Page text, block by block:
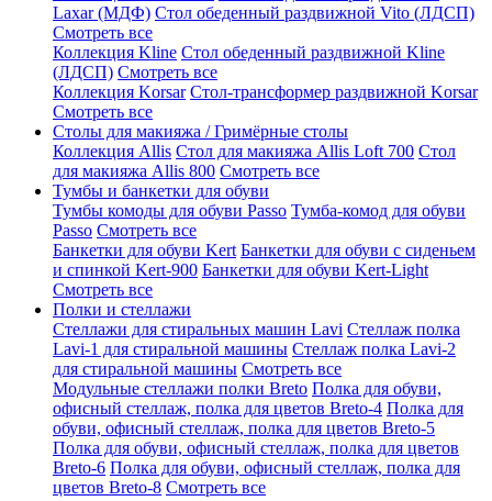
Laxar (МДФ) Стол обеденный раздвижной Vito (ЛДСП)
Смотреть все
Коллекция Kline Стол обеденный раздвижной Kline
(ЛДСП) Смотреть все
Коллекция Korsar Стол-трансформер раздвижной Korsar
Смотреть все
Столы для макияжа / Гримёрные столы
Коллекция Allis Стол для макияжа Allis Loft 700 Стол
для макияжа Allis 800 Смотреть все
Тумбы и банкетки для обуви
Тумбы комоды для обуви Passo Тумба-комод для обуви
Passo Смотреть все
Банкетки для обуви Kert Банкетки для обуви с сиденьем
и спинкой Kert-900 Банкетки для обуви Kert-Light
Смотреть все
Полки и стеллажи
Стеллажи для стиральных машин Lavi Стеллаж полка
Lavi-1 для стиральной машины Стеллаж полка Lavi-2
для стиральной машины Смотреть все
Модульные стеллажи полки Breto Полка для обуви,
офисный стеллаж, полка для цветов Breto-4 Полка для
обуви, офисный стеллаж, полка для цветов Breto-5
Полка для обуви, офисный стеллаж, полка для цветов
Breto-6 Полка для обуви, офисный стеллаж, полка для
цветов Breto-8 Смотреть все